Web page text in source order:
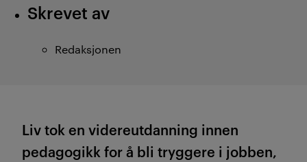
Skrevet av
Redaksjonen
Liv tok en videreutdanning innen
pedagogikk for å bli tryggere i jobben,